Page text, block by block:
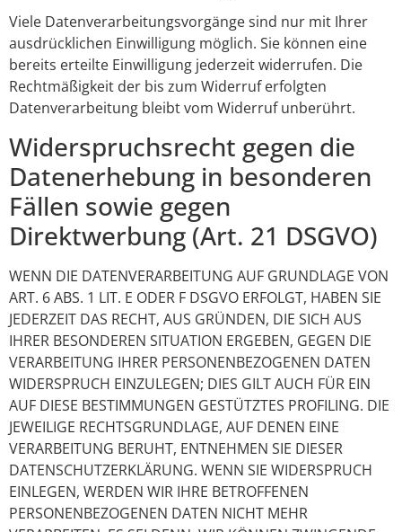
Viele Datenverarbeitungsvorgänge sind nur mit Ihrer
ausdrücklichen Einwilligung möglich. Sie können eine
bereits erteilte Einwilligung jederzeit widerrufen. Die
Rechtmäßigkeit der bis zum Widerruf erfolgten
Datenverarbeitung bleibt vom Widerruf unberührt.
Widerspruchsrecht gegen die
Datenerhebung in besonderen
Fällen sowie gegen
Direktwerbung (Art. 21 DSGVO)
WENN DIE DATENVERARBEITUNG AUF GRUNDLAGE VON
ART. 6 ABS. 1 LIT. E ODER F DSGVO ERFOLGT, HABEN SIE
JEDERZEIT DAS RECHT, AUS GRÜNDEN, DIE SICH AUS
IHRER BESONDEREN SITUATION ERGEBEN, GEGEN DIE
VERARBEITUNG IHRER PERSONENBEZOGENEN DATEN
WIDERSPRUCH EINZULEGEN; DIES GILT AUCH FÜR EIN
AUF DIESE BESTIMMUNGEN GESTÜTZTES PROFILING. DIE
JEWEILIGE RECHTSGRUNDLAGE, AUF DENEN EINE
VERARBEITUNG BERUHT, ENTNEHMEN SIE DIESER
DATENSCHUTZERKLÄRUNG. WENN SIE WIDERSPRUCH
EINLEGEN, WERDEN WIR IHRE BETROFFENEN
PERSONENBEZOGENEN DATEN NICHT MEHR